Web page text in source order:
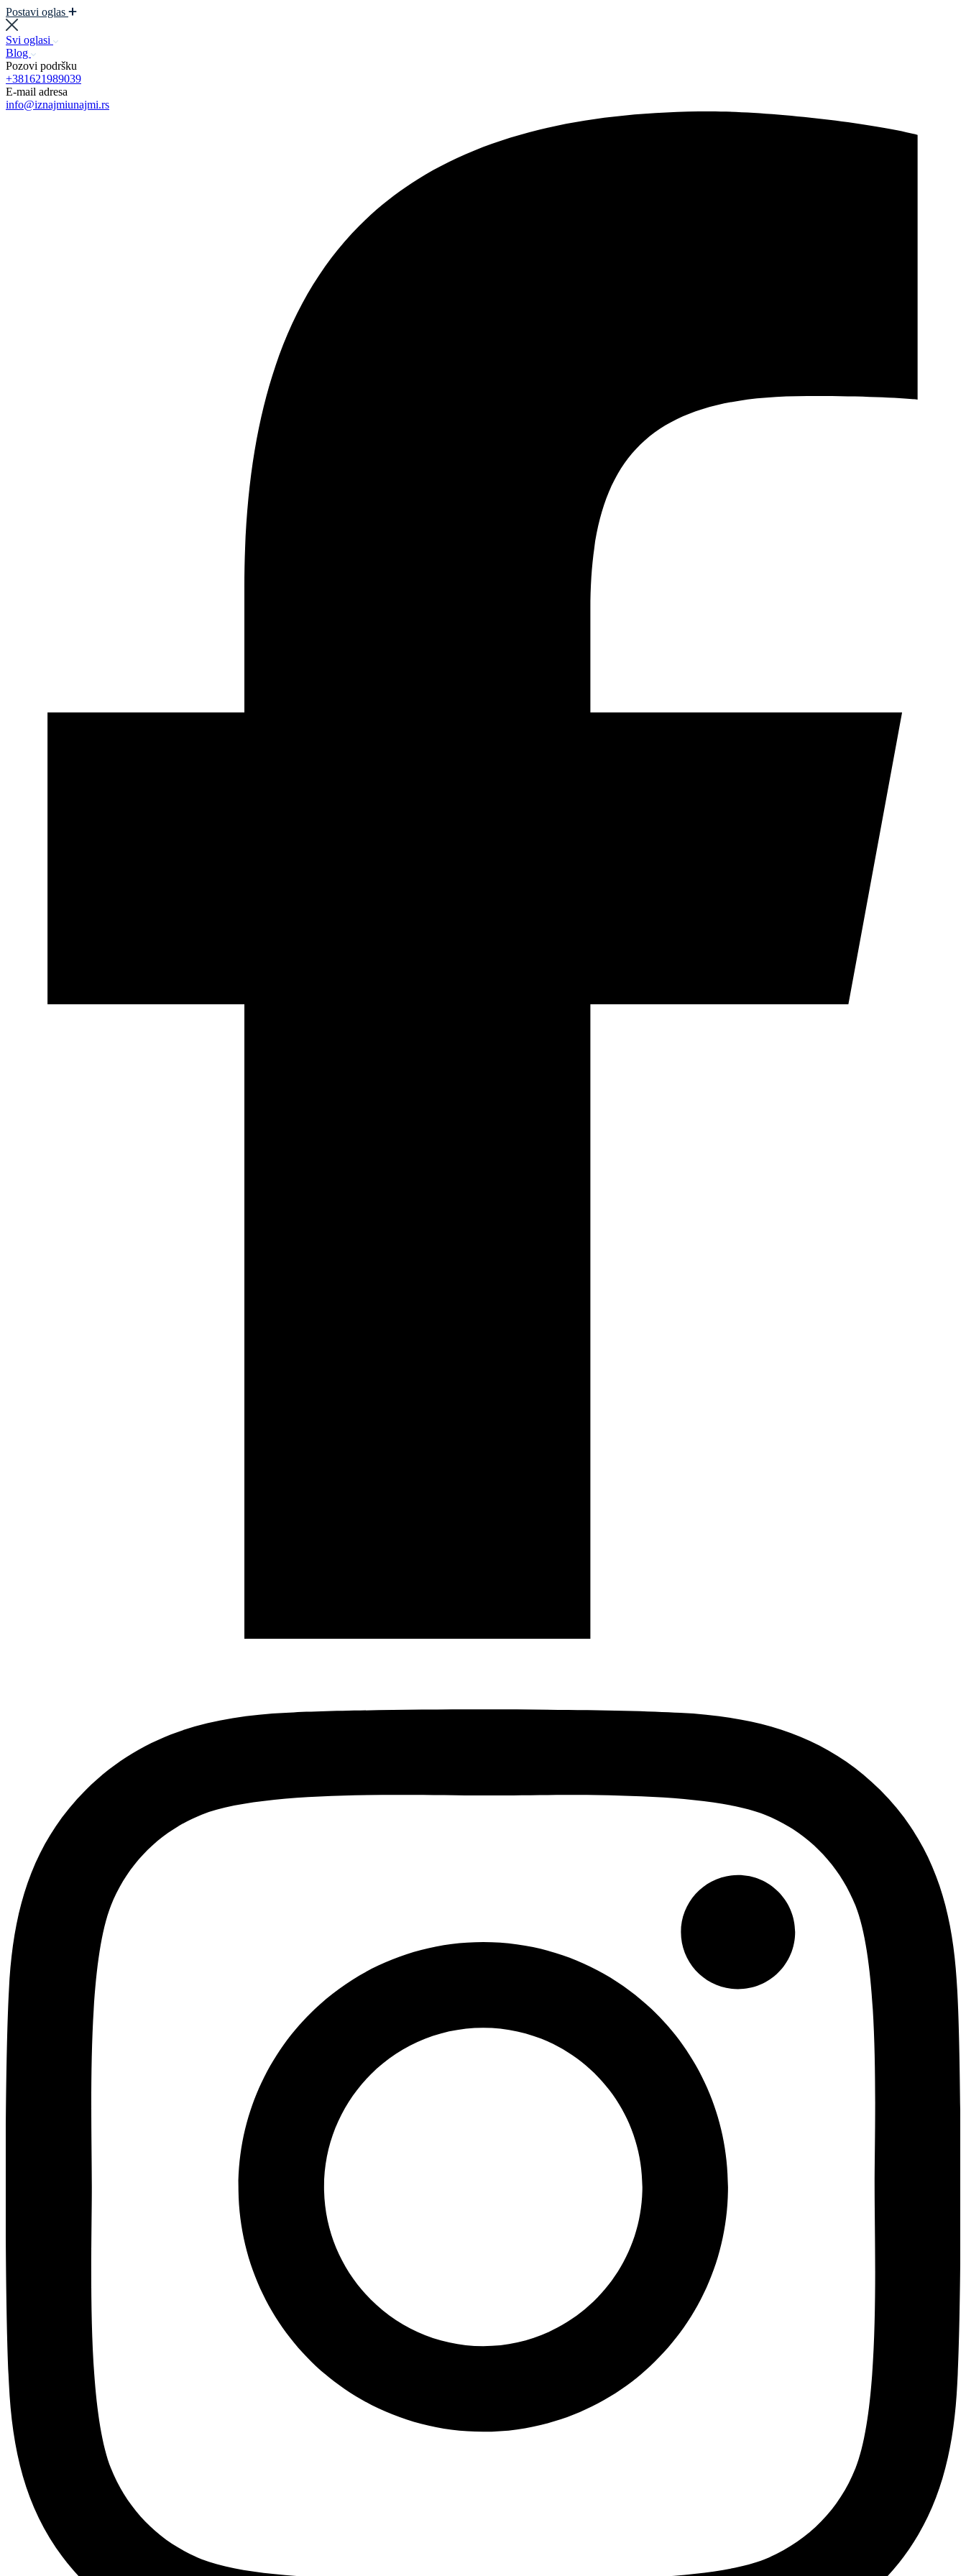
Postavi oglas
Svi oglasi
Blog
Pozovi podršku
+381621989039
E-mail adresa
info@iznajmiunajmi.rs